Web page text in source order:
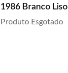
1986 Branco Liso
Produto Esgotado